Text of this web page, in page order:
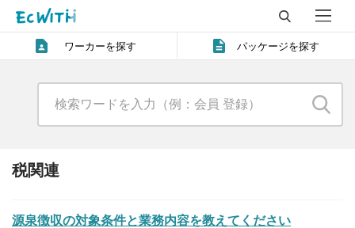
ワーカーを探す パッケージを探す
税関連
源泉徴収の対象条件と業務内容を教えてください